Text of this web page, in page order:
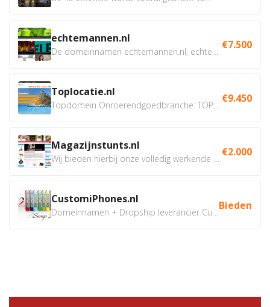
echtemannen.nl €7.500
Toplocatie.nl €9.450
Magazijnstunts.nl €2.000
CustomiPhones.nl Bieden